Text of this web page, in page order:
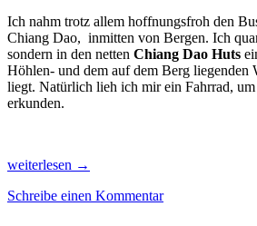
Ich nahm trotz allem hoffnungsfroh den
Chiang Dao, inmitten von Bergen. Ich
sondern in den netten Chiang Dao Huts
Höhlen- und dem auf dem Berg liegenden
liegt. Natürlich lieh ich mir ein Fahrrad,
erkunden.
Vom
Dunst
weiterlesen →
Schreibe einen Kommentar